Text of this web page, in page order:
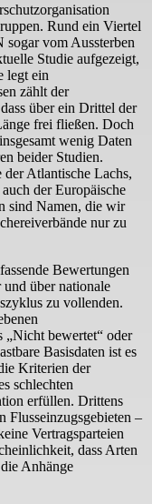
Rund ein Viertel
vom Aussterben
Studie aufgezeigt,
legt ein
zählt der
über ein Drittel der
frei fließen. Doch
wenig Daten
beider Studien.
Atlantische Lachs,
der Europäische
sind Namen, die wir
nur zu
Bewertungen
über nationale
zu vollenden.
„Nicht bewertet“ oder
Basisdaten ist es
Kriterien der
schlechten
erfüllen. Drittens
Flusseinzugsgebieten –
Vertragsparteien
dass Arten
Anhänge